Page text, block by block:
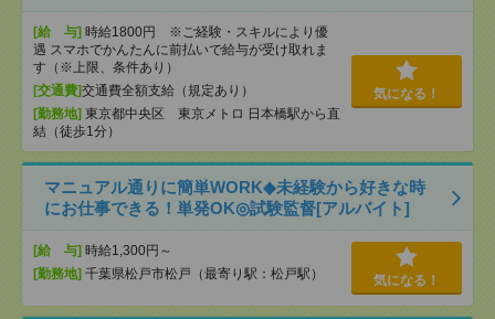
[給 与] 時給1800円 ※ご経験・スキルにより優
遇 スマホでかんたんに前払いで給与が受け取れま
す（※上限、条件あり）
[交通費]交通費全額支給（規定あり）
[勤務地] 東京都中央区 東京メトロ 日本橋駅から直
結（徒歩1分）
気になる！
マニュアル通りに簡単WORK◆未経験から好きな時
にお仕事できる！単発OK◎試験監督[アルバイト]
[給 与] 時給1,300円～
[勤務地] 千葉県松戸市松戸（最寄り駅：松戸駅） 気になる！